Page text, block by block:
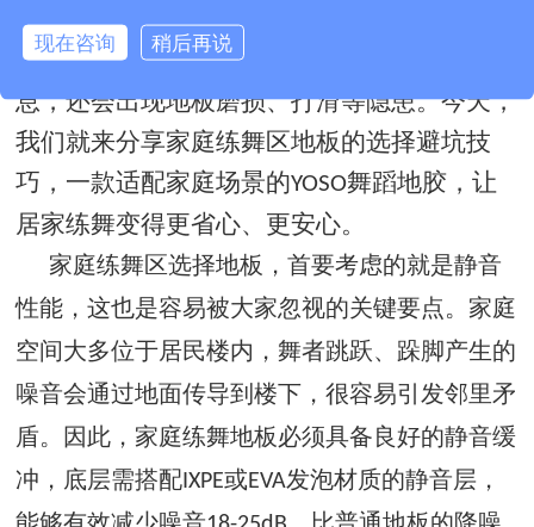
时，会直接在瓷砖、木地板上进行，不仅容易
损伤关节，还会产生大量噪音，影响邻居休
息，还会出现地板磨损、打滑等隐患。今天，
我们就来分享家庭练舞区地板的选择避坑技
巧，一款适配家庭场景的YOSO舞蹈地胶，让
居家练舞变得更省心、更安心。
家庭练舞区选择地板，首要考虑的就是静音
性能，这也是容易被大家忽视的关键要点。家庭
空间大多位于居民楼内，舞者跳跃、跺脚产生的
噪音会通过地面传导到楼下，很容易引发邻里矛
盾。因此，家庭练舞地板必须具备良好的静音缓
冲，底层需搭配IXPE或 EVA发泡材质的静音层，
现在咨询 稍后再说